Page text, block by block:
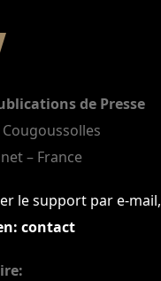
de Presse
– France
le support par e-mail,
contact